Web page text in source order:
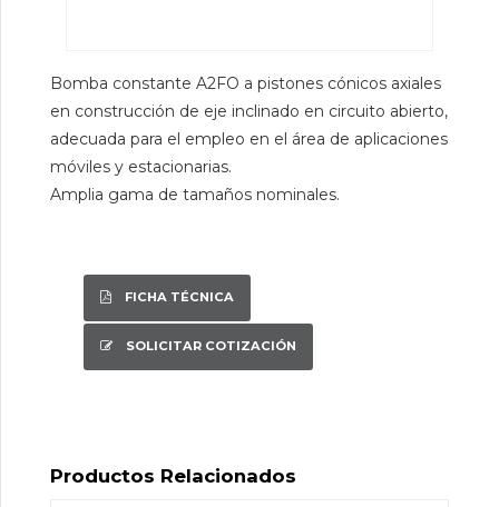
Bomba constante A2FO a pistones cónicos axiales
en construcción de eje inclinado en circuito abierto,
adecuada para el empleo en el área de aplicaciones
móviles y estacionarias.
Amplia gama de tamaños nominales.
FICHA TÉCNICA
SOLICITAR COTIZACIÓN
Productos Relacionados